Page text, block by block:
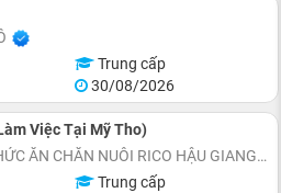
Trung cấp
30/08/2026
Việc Tại Mỹ Tho)
CÔNG TY CỔ PHẦN THỨC ĂN CHĂN NUÔI RICO HẬU GIANG
Trung cấp